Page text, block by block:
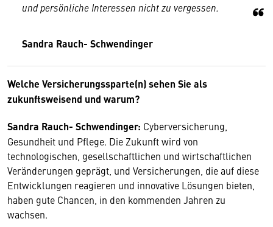
und persönliche Interessen nicht zu vergessen.
Sandra Rauch- Schwendinger
Welche Versicherungssparte(n) sehen Sie als
zukunftsweisend und warum?
Sandra Rauch- Schwendinger: Cyberversicherung,
Gesundheit und Pflege. Die Zukunft wird von
technologischen, gesellschaftlichen und wirtschaftlichen
Veränderungen geprägt, und Versicherungen, die auf diese
Entwicklungen reagieren und innovative Lösungen bieten,
haben gute Chancen, in den kommenden Jahren zu
wachsen.